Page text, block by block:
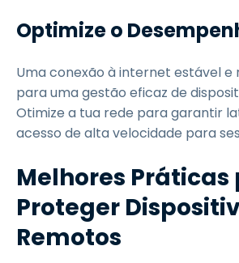
Optimize o
Uma conexão à internet estável e
para uma gestão eficaz de
Otimize a tua rede para garantir
acesso de alta velocidade para
Melhores Práticas
Proteger
Remotos